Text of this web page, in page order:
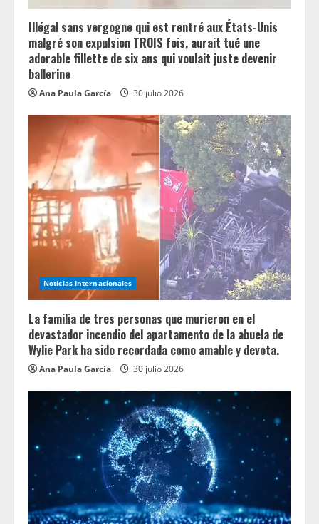
Illégal sans vergogne qui est rentré aux États-Unis
malgré son expulsion TROIS fois, aurait tué une
adorable fillette de six ans qui voulait juste devenir
ballerine
Ana Paula García 30 julio 2026
Noticias Internacionales
La familia de tres personas que murieron en el
devastador incendio del apartamento de la abuela de
Wylie Park ha sido recordada como amable y devota.
Ana Paula García 30 julio 2026